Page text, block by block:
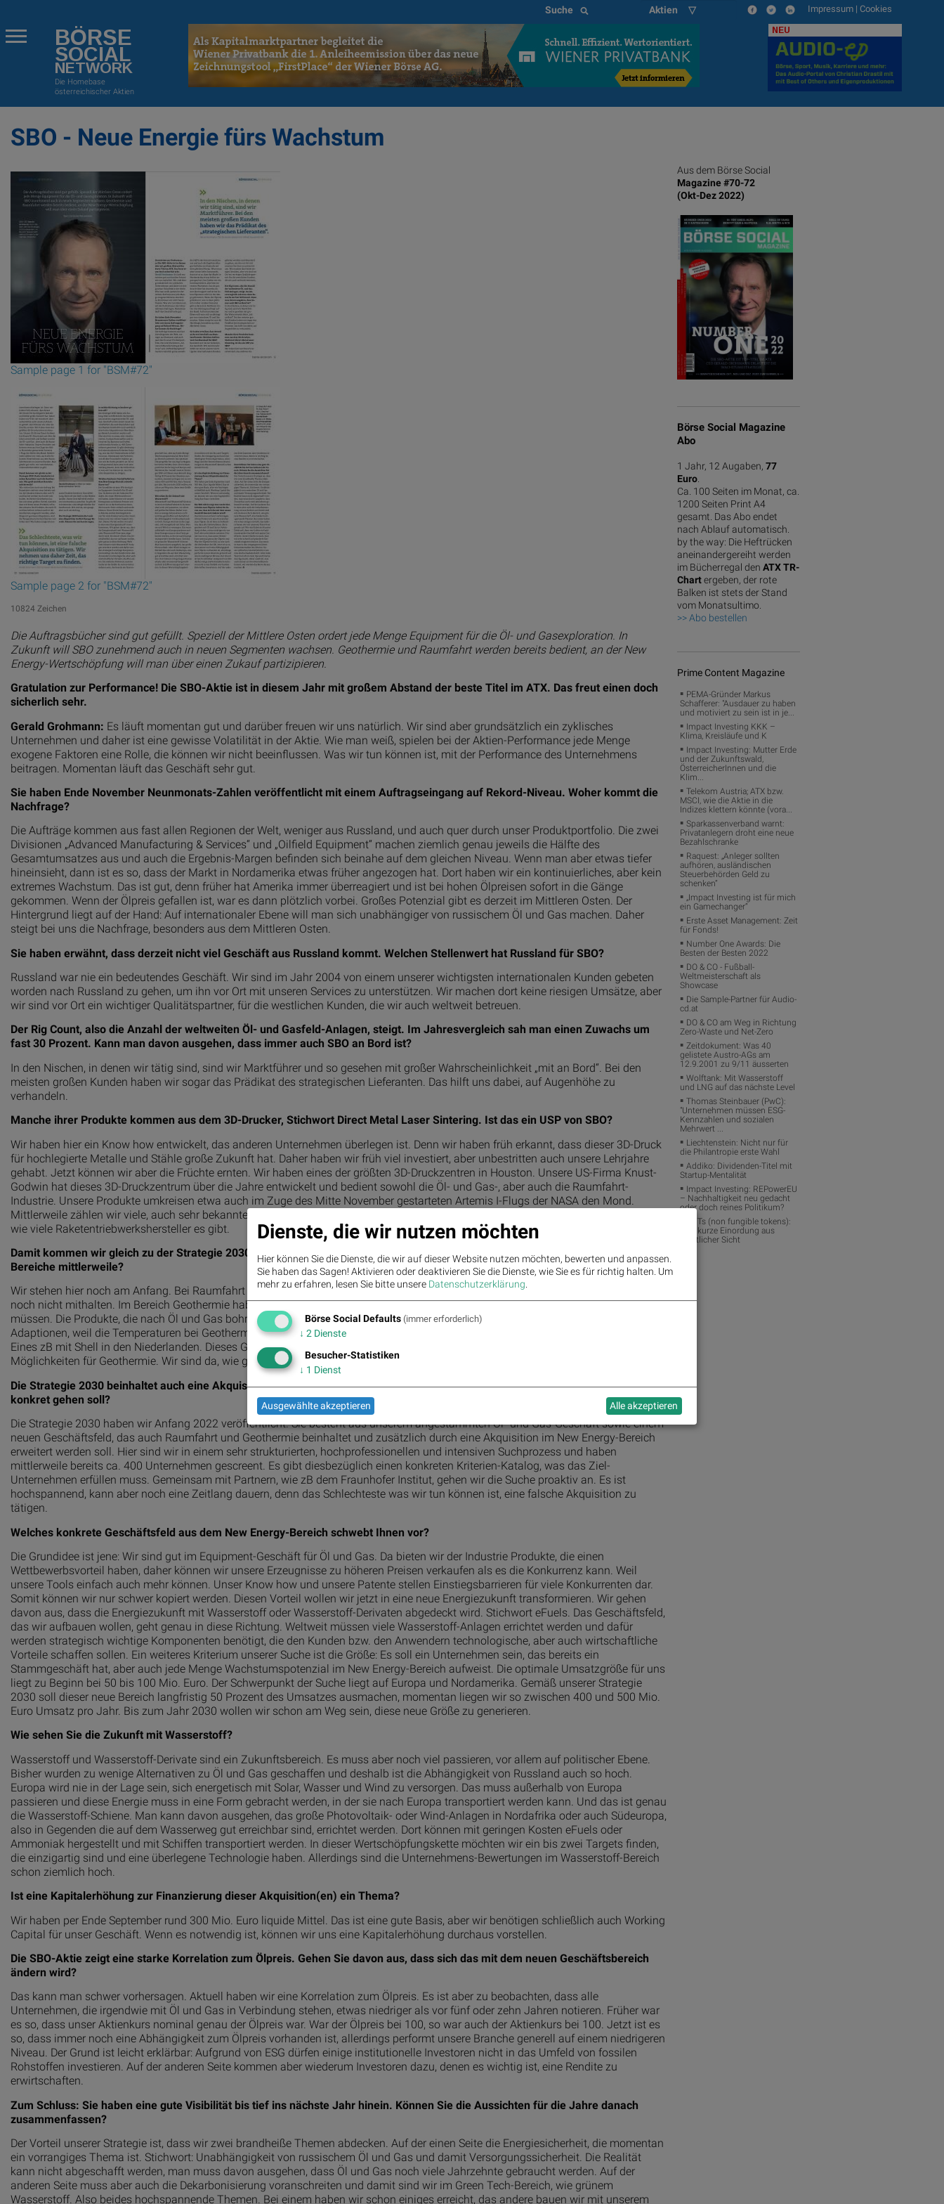
Suche Aktien ▽ Impressum | Cookies
BÖRSE
SOCIAL
NETWORK
Die Homebase
österreichischer Aktien
NEU
SBO - Neue Energie fürs Wachstum
Sample page 1 for "BSM#72"
Sample page 2 for "BSM#72"
10824 Zeichen
Die Auftragsbücher sind gut gefüllt. Speziell der Mittlere Osten ordert jede Menge Equipment für die Öl- und Gasexploration. In
Zukunft will SBO zunehmend auch in neuen Segmenten wachsen. Geothermie und Raumfahrt werden bereits bedient, an der New
Energy-Wertschöpfung will man über einen Zukauf partizipieren.
Gratulation zur Performance! Die SBO-Aktie ist in diesem Jahr mit großem Abstand der beste Titel im ATX. Das freut einen doch
sicherlich sehr.
Gerald Grohmann: Es läuft momentan gut und darüber freuen wir uns natürlich. Wir sind aber grundsätzlich ein zyklisches
Unternehmen und daher ist eine gewisse Volatilität in der Aktie. Wie man weiß, spielen bei der Aktien-Performance jede Menge
exogene Faktoren eine Rolle, die können wir nicht beeinflussen. Was wir tun können ist, mit der Performance des Unternehmens
beitragen. Momentan läuft das Geschäft sehr gut.
Sie haben Ende November Neunmonats-Zahlen veröffentlicht mit einem Auftragseingang auf Rekord-Niveau. Woher kommt die
Nachfrage?
Die Aufträge kommen aus fast allen Regionen der Welt, weniger aus Russland, und auch quer durch unser Produktportfolio. Die zwei
Divisionen „Advanced Manufacturing & Services“ und „Oilfield Equipment“ machen ziemlich genau jeweils die Hälfte des
Gesamtumsatzes aus und auch die Ergebnis-Margen befinden sich beinahe auf dem gleichen Niveau. Wenn man aber etwas tiefer
hineinsieht, dann ist es so, dass der Markt in Nordamerika etwas früher angezogen hat. Dort haben wir ein kontinuierliches, aber kein
extremes Wachstum. Das ist gut, denn früher hat Amerika immer überreagiert und ist bei hohen Ölpreisen sofort in die Gänge
gekommen. Wenn der Ölpreis gefallen ist, war es dann plötzlich vorbei. Großes Potenzial gibt es derzeit im Mittleren Osten. Der
Hintergrund liegt auf der Hand: Auf internationaler Ebene will man sich unabhängiger von russischem Öl und Gas machen. Daher
steigt bei uns die Nachfrage, besonders aus dem Mittleren Osten.
Sie haben erwähnt, dass derzeit nicht viel Geschäft aus Russland kommt. Welchen Stellenwert hat Russland für SBO?
Russland war nie ein bedeutendes Geschäft. Wir sind im Jahr 2004 von einem unserer wichtigsten internationalen Kunden gebeten
worden nach Russland zu gehen, um ihn vor Ort mit unseren Services zu unterstützen. Wir machen dort keine riesigen Umsätze, aber
wir sind vor Ort ein wichtiger Qualitätspartner, für die westlichen Kunden, die wir auch weltweit betreuen.
Der Rig Count, also die Anzahl der weltweiten Öl- und Gasfeld-Anlagen, steigt. Im Jahresvergleich sah man einen Zuwachs um
fast 30 Prozent. Kann man davon ausgehen, dass immer auch SBO an Bord ist?
In den Nischen, in denen wir tätig sind, sind wir Marktführer und so gesehen mit großer Wahrscheinlichkeit „mit an Bord“. Bei den
meisten großen Kunden haben wir sogar das Prädikat des strategischen Lieferanten. Das hilft uns dabei, auf Augenhöhe zu
verhandeln.
Manche ihrer Produkte kommen aus dem 3D-Drucker, Stichwort Direct Metal Laser Sintering. Ist das ein USP von SBO?
Wir haben hier ein Know how entwickelt, das anderen Unternehmen überlegen ist. Denn wir haben früh erkannt, dass dieser 3D-Druck
für hochlegierte Metalle und Stähle große Zukunft hat. Daher haben wir früh viel investiert, aber unbestritten auch unsere Lehrjahre
gehabt. Jetzt können wir aber die Früchte ernten. Wir haben eines der größten 3D-Druckzentren in Houston. Unsere US-Firma Knust-
Godwin hat dieses 3D-Druckzentrum über die Jahre entwickelt und bedient sowohl die Öl- und Gas-, aber auch die Raumfahrt-
Industrie. Unsere Produkte umkreisen etwa auch im Zuge des Mitte November gestarteten Artemis I-Flugs der NASA den Mond.
Mittlerweile zählen wir viele, auch sehr bekannte Unternehmen aus dem Raumfahrtbereich zu unseren Kunden. Man glaubt gar nicht,
wie viele Raketentriebwerkshersteller es gibt.
Damit kommen wir gleich zu der Strategie 2030. Darin beinhaltet ist neben Raumfahrt auch die Geothermie. Wie groß sind diese
Bereiche mittlerweile?
Wir stehen hier noch am Anfang. Bei Raumfahrt sind wir zwar bereits weiter, die Umsätze können aber mit Öl und Gas bei weitem
noch nicht mithalten. Im Bereich Geothermie haben wir einen großen Vorteil, nämlich dass wir keine neuen Produkte erfinden
müssen. Die Produkte, die nach Öl und Gas bohren, können auch in der Geothermie eingesetzt werden, allerdings mit gewissen
Adaptionen, weil die Temperaturen bei Geothermie viel höher sind. Wir haben einige interessante Projekte bereits in Durchführung.
Eines zB mit Shell in den Niederlanden. Dieses Geschäftsfeld wollen wir international ausrollen. Es gibt zB in Indonesien viele
Möglichkeiten für Geothermie. Wir sind da, wie gesagt, aber noch am Anfang.
Die Strategie 2030 beinhaltet auch eine Akquisition im New Energy-Bereich. Können Sie uns bereits sagen, in welche Richtung es
konkret gehen soll?
Die Strategie 2030 haben wir Anfang 2022 veröffentlicht. Sie besteht aus unserem angestammten Öl- und Gas-Geschäft sowie einem
neuen Geschäftsfeld, das auch Raumfahrt und Geothermie beinhaltet und zusätzlich durch eine Akquisition im New Energy-Bereich
erweitert werden soll. Hier sind wir in einem sehr strukturierten, hochprofessionellen und intensiven Suchprozess und haben
mittlerweile bereits ca. 400 Unternehmen gescreent. Es gibt diesbezüglich einen konkreten Kriterien-Katalog, was das Ziel-
Unternehmen erfüllen muss. Gemeinsam mit Partnern, wie zB dem Fraunhofer Institut, gehen wir die Suche proaktiv an. Es ist
hochspannend, kann aber noch eine Zeitlang dauern, denn das Schlechteste was wir tun können ist, eine falsche Akquisition zu
tätigen.
Welches konkrete Geschäftsfeld aus dem New Energy-Bereich schwebt Ihnen vor?
Die Grundidee ist jene: Wir sind gut im Equipment-Geschäft für Öl und Gas. Da bieten wir der Industrie Produkte, die einen
Wettbewerbsvorteil haben, daher können wir unsere Erzeugnisse zu höheren Preisen verkaufen als es die Konkurrenz kann. Weil
unsere Tools einfach auch mehr können. Unser Know how und unsere Patente stellen Einstiegsbarrieren für viele Konkurrenten dar.
Somit können wir nur schwer kopiert werden. Diesen Vorteil wollen wir jetzt in eine neue Energiezukunft transformieren. Wir gehen
davon aus, dass die Energiezukunft mit Wasserstoff oder Wasserstoff-Derivaten abgedeckt wird. Stichwort eFuels. Das Geschäftsfeld,
das wir aufbauen wollen, geht genau in diese Richtung. Weltweit müssen viele Wasserstoff-Anlagen errichtet werden und dafür
werden strategisch wichtige Komponenten benötigt, die den Kunden bzw. den Anwendern technologische, aber auch wirtschaftliche
Vorteile schaffen sollen. Ein weiteres Kriterium unserer Suche ist die Größe: Es soll ein Unternehmen sein, das bereits ein
Stammgeschäft hat, aber auch jede Menge Wachstumspotenzial im New Energy-Bereich aufweist. Die optimale Umsatzgröße für uns
liegt zu Beginn bei 50 bis 100 Mio. Euro. Der Schwerpunkt der Suche liegt auf Europa und Nordamerika. Gemäß unserer Strategie
2030 soll dieser neue Bereich langfristig 50 Prozent des Umsatzes ausmachen, momentan liegen wir so zwischen 400 und 500 Mio.
Euro Umsatz pro Jahr. Bis zum Jahr 2030 wollen wir schon am Weg sein, diese neue Größe zu generieren.
Wie sehen Sie die Zukunft mit Wasserstoff?
Wasserstoff und Wasserstoff-Derivate sind ein Zukunftsbereich. Es muss aber noch viel passieren, vor allem auf politischer Ebene.
Bisher wurden zu wenige Alternativen zu Öl und Gas geschaffen und deshalb ist die Abhängigkeit von Russland auch so hoch.
Europa wird nie in der Lage sein, sich energetisch mit Solar, Wasser und Wind zu versorgen. Das muss außerhalb von Europa
passieren und diese Energie muss in eine Form gebracht werden, in der sie nach Europa transportiert werden kann. Und das ist genau
die Wasserstoff-Schiene. Man kann davon ausgehen, das große Photovoltaik- oder Wind-Anlagen in Nordafrika oder auch Südeuropa,
also in Gegenden die auf dem Wasserweg gut erreichbar sind, errichtet werden. Dort können mit geringen Kosten eFuels oder
Ammoniak hergestellt und mit Schiffen transportiert werden. In dieser Wertschöpfungskette möchten wir ein bis zwei Targets finden,
die einzigartig sind und eine überlegene Technologie haben. Allerdings sind die Unternehmens-Bewertungen im Wasserstoff-Bereich
schon ziemlich hoch.
Ist eine Kapitalerhöhung zur Finanzierung dieser Akquisition(en) ein Thema?
Wir haben per Ende September rund 300 Mio. Euro liquide Mittel. Das ist eine gute Basis, aber wir benötigen schließlich auch Working
Capital für unser Geschäft. Wenn es notwendig ist, können wir uns eine Kapitalerhöhung durchaus vorstellen.
Die SBO-Aktie zeigt eine starke Korrelation zum Ölpreis. Gehen Sie davon aus, dass sich das mit dem neuen Geschäftsbereich
ändern wird?
Das kann man schwer vorhersagen. Aktuell haben wir eine Korrelation zum Ölpreis. Es ist aber zu beobachten, dass alle
Unternehmen, die irgendwie mit Öl und Gas in Verbindung stehen, etwas niedriger als vor fünf oder zehn Jahren notieren. Früher war
es so, dass unser Aktienkurs nominal genau der Ölpreis war. War der Ölpreis bei 100, so war auch der Aktienkurs bei 100. Jetzt ist es
so, dass immer noch eine Abhängigkeit zum Ölpreis vorhanden ist, allerdings performt unsere Branche generell auf einem niedrigeren
Niveau. Der Grund ist leicht erklärbar: Aufgrund von ESG dürfen einige institutionelle Investoren nicht in das Umfeld von fossilen
Rohstoffen investieren. Auf der anderen Seite kommen aber wiederum Investoren dazu, denen es wichtig ist, eine Rendite zu
erwirtschaften.
Zum Schluss: Sie haben eine gute Visibilität bis tief ins nächste Jahr hinein. Können Sie die Aussichten für die Jahre danach
zusammenfassen?
Der Vorteil unserer Strategie ist, dass wir zwei brandheiße Themen abdecken. Auf der einen Seite die Energiesicherheit, die momentan
ein vorrangiges Thema ist. Stichwort: Unabhängigkeit von russischem Öl und Gas und damit Versorgungssicherheit. Die Realität
kann nicht abgeschafft werden, man muss davon ausgehen, dass Öl und Gas noch viele Jahrzehnte gebraucht werden. Auf der
anderen Seite muss aber auch die Dekarbonisierung voranschreiten und damit sind wir im Green Tech-Bereich, wie grünem
Wasserstoff. Also beides hochspannende Themen. Bei einem haben wir schon einiges erreicht, das andere bauen wir mit unserem
Aus dem Börse Social
Magazine #70-72
(Okt-Dez 2022)
Börse Social Magazine
Abo
1 Jahr, 12 Augaben,77
Euro.
Ca. 100 Seiten im Monat, ca.
1200 Seiten Print A4
gesamt. Das Abo endet
nach Ablauf automatisch.
by the way: Die Heftrücken
aneinandergereiht werden
im Bücherregal denATX TR-
Chartergeben, der rote
Balken ist stets der Stand
vom Monatsultimo.
>> Abo bestellen
Prime Content Magazine
PEMA-Gründer Markus
Schafferer: "Ausdauer zu haben
und motiviert zu sein ist in je...
Impact Investing KKK –
Klima, Kreisläufe und K
Impact Investing: Mutter Erde
und der Zukunftswald,
ÖsterreicherInnen und die
Klim...
Telekom Austria; ATX bzw.
MSCI, wie die Aktie in die
Indizes klettern könnte (vora...
Sparkassenverband warnt:
Privatanlegern droht eine neue
Bezahlschranke
Raquest: „Anleger sollten
aufhören, ausländischen
Steuerbehörden Geld zu
schenken“
„Impact Investing ist für mich
ein Gamechanger“
Erste Asset Management: Zeit
für Fonds!
Number One Awards: Die
Besten der Besten 2022
DO & CO - Fußball-
Weltmeisterschaft als
Showcase
Die Sample-Partner für Audio-
cd.at
DO & CO am Weg in Richtung
Zero-Waste und Net-Zero
Zeitdokument: Was 40
gelistete Austro-AGs am
12.9.2001 zu 9/11 äusserten
Wolftank: Mit Wasserstoff
und LNG auf das nächste Level
Thomas Steinbauer (PwC):
"Unternehmen müssen ESG-
Kennzahlen und sozialen
Mehrwert ...
Liechtenstein: Nicht nur für
die Philantropie erste Wahl
Addiko: Dividenden-Titel mit
Startup-Mentalität
Impact Investing: REPowerEU
– Nachhaltigkeit neu gedacht
oder doch reines Politikum?
NFTs (non fungible tokens):
eine kurze Einordung aus
rechtlicher Sicht
Dienste, die wir nutzen möchten
Hier können Sie die Dienste, die wir auf dieser Website nutzen möchten, bewerten und anpassen.
Sie haben das Sagen! Aktivieren oder deaktivieren Sie die Dienste, wie Sie es für richtig halten. Um
mehr zu erfahren, lesen Sie bitte unsere Datenschutzerklärung
Börse Social Defaults (immer erforderlich)
↓ 2 Dienste
Besucher-Statistiken
↓ 1 Dienst
Ausgewählte akzeptieren Alle akzeptieren